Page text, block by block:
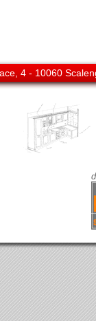
4 - 10060